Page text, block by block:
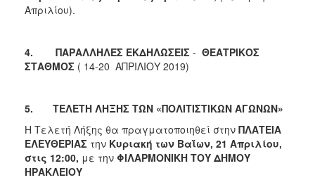
Απριλίου).
4. ΠΑΡΑΛΛΗΛΕΣ ΕΚΔΗΛΩΣΕΙΣ - ΘΕΑΤΡΙΚΟΣ
ΣΤΑΘΜΟΣ ( 14-20 ΑΠΡΙΛΙΟΥ 2019)
5. ΤΕΛΕΤΗ ΛΗΞΗΣ ΤΩΝ «ΠΟΛΙΤΙΣΤΙΚΩΝ ΑΓΩΝΩΝ»
Η Τελετή Λήξης θα πραγματοποιηθεί στην ΠΛΑΤΕΙΑ
ΕΛΕΥΘΕΡΙΑΣ την Κυριακή των Βαΐων, 21 Απριλίου,
στις 12:00, με την ΦΙΛΑΡΜΟΝΙΚΗ ΤΟΥ ΔΗΜΟΥ
ΗΡΑΚΛΕΙΟΥ